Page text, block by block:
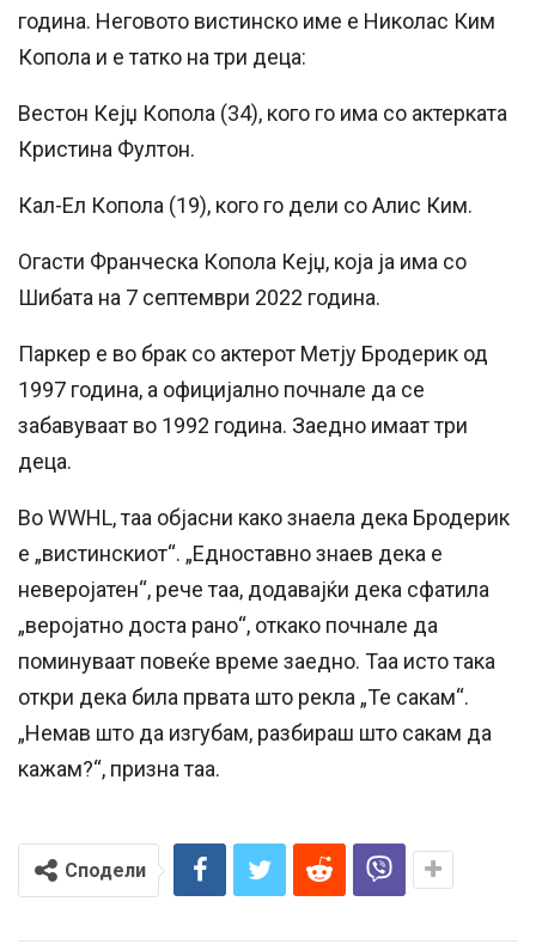
година. Неговото вистинско име е Николас Ким
Копола и е татко на три деца:
Вестон Кејџ Копола (34), кого го има со актерката
Кристина Фултон.
Кал-Ел Копола (19), кого го дели со Алис Ким.
Огасти Франческа Копола Кејџ, која ја има со
Шибата на 7 септември 2022 година.
Паркер е во брак со актерот Метју Бродерик од
1997 година, а официјално почнале да се
забавуваат во 1992 година. Заедно имаат три
деца.
Во WWHL, таа објасни како знаела дека Бродерик
е „вистинскиот“. „Едноставно знаев дека е
неверојатен“, рече таа, додавајќи дека сфатила
„веројатно доста рано“, откако почнале да
поминуваат повеќе време заедно. Таа исто така
откри дека била првата што рекла „Те сакам“.
„Немав што да изгубам, разбираш што сакам да
кажам?“, призна таа.
Сподели